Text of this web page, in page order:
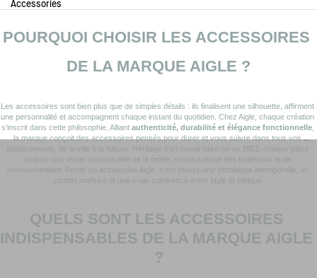
Accessories
POURQUOI CHOISIR LES ACCESSOIRES
DE LA MARQUE AIGLE ?
Les accessoires sont bien plus que de simples détails : ils finalisent une silhouette, affirment
une personnalité et accompagnent chaque instant du quotidien. Chez Aigle, chaque création
s’inscrit dans cette philosophie. Alliant authenticité, durabilité et élégance fonctionnelle,
la marque conçoit des accessoires pensés pour durer et vous suivre dans tous vos
déplacements, de la ville à la nature. Héritage d’un savoir-faire né en 1853, chaque pièce
incarne une vision responsable de la mode, respectueuse des matériaux et de
l’environnement. Porter un accessoire Aigle, c’est choisir une esthétique intemporelle, un
confort maîtrisé et une vraie cohérence entre style et éthique.
QUELS SONT LES ACCESSOIRES
INDISPENSABLES DE LA MARQUE AIGLE
?